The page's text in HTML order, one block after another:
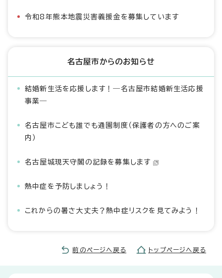
令和8年熊本地震災害義援金を募集しています
名古屋市からのお知らせ
結婚新生活を応援します！―名古屋市結婚新生活応援
事業―
名古屋市こども誰でも通園制度（保護者の方へのご案
内）
名古屋城現天守閣の記録を募集します
熱中症を予防しましょう！
これからの暑さ大丈夫？熱中症リスクを見てみよう！
前のページへ戻る トップページへ戻る